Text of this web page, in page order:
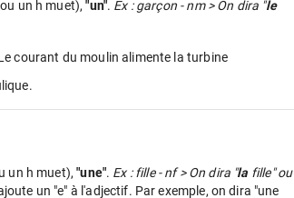
un h muet),"un". Ex : garçon - nm > On dira "le
courant du moulin alimente la turbine
un h muet),"une". Ex : fille - nf > On dira "la fille" ou
un "e" à l'adjectif. Par exemple, on dira "une